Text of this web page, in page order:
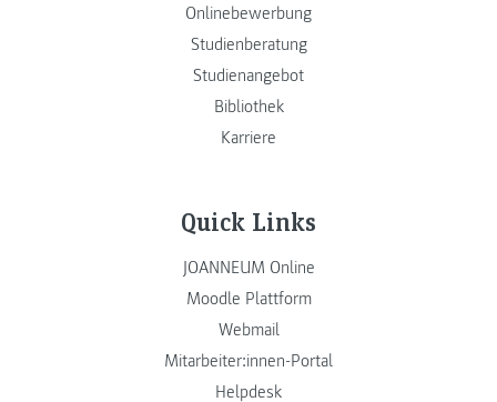
Onlinebewerbung
Studienberatung
Studienangebot
Bibliothek
Karriere
Quick Links
JOANNEUM Online
Moodle Plattform
Webmail
Mitarbeiter:innen-Portal
Helpdesk